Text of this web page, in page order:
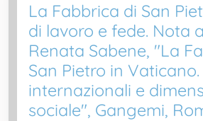
La Fabbrica di San
di lavoro e fede. Nota
Renata Sabene, "La
San Pietro in
internazionali e
sociale", Gangemi,